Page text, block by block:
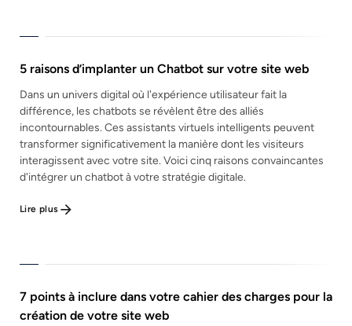
5 raisons d’implanter un Chatbot sur votre site web
Dans un univers digital où l'expérience utilisateur fait la
différence, les chatbots se révèlent être des alliés
incontournables. Ces assistants virtuels intelligents peuvent
transformer significativement la manière dont les visiteurs
interagissent avec votre site. Voici cinq raisons convaincantes
d'intégrer un chatbot à votre stratégie digitale.
Lire plus
7 points à inclure dans votre cahier des charges pour la
création de votre site web